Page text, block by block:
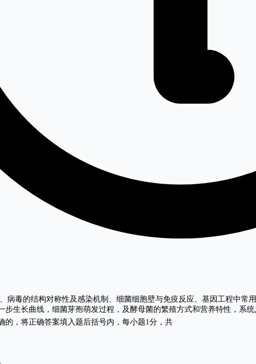
病毒的结构对称性及感染机制、细菌细胞壁与免疫反应、基因工程中
生长曲线，细菌芽孢萌发过程，及酵母菌的繁殖方式和营养特性，系
的，将正确答案填入题后括号内，每小题1分，共